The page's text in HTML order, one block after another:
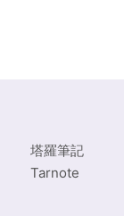
塔羅筆記
Tarnote